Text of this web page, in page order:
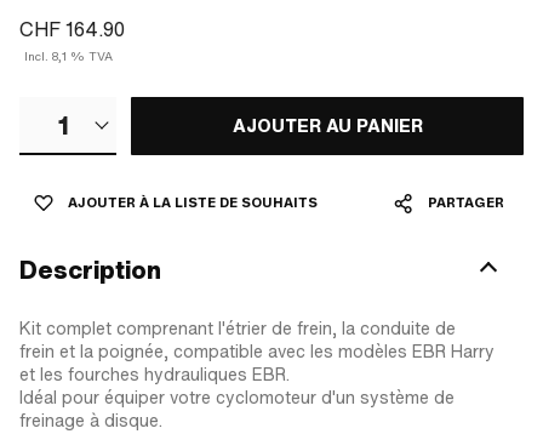
CHF 164.90
Incl. 8,1 % TVA
1 AJOUTER AU PANIER
AJOUTER À LA LISTE DE SOUHAITS PARTAGER
Description
Kit complet comprenant l'étrier de frein, la conduite de
frein et la poignée, compatible avec les modèles EBR Harry
et les fourches hydrauliques EBR.
Idéal pour équiper votre cyclomoteur d'un système de
freinage à disque.